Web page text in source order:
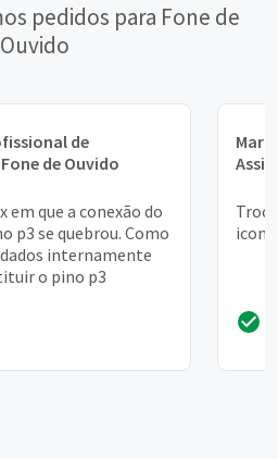
pedidos para Fone de
Ouvido
de
de Ouvido
em que a conexão do
p3 se quebrou. Como
internamente
o pino p3